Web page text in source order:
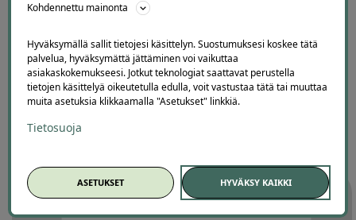
iiro@offerilla.com
Yrityksen nimi
Kohdennettu mainonta
Hyväksymällä sallit tietojesi käsittelyn. Suostumuksesi koskee tätä
palvelua, hyväksymättä jättäminen voi vaikuttaa
asiakaskokemukseesi. Jotkut teknologiat saattavat perustella
tietojen käsittelyä oikeutetulla edulla, voit vastustaa tätä tai muuttaa
muita asetuksia klikkaamalla "Asetukset" linkkiä.
Tietosuoja
ASETUKSET HYVÄKSY KAIKKI